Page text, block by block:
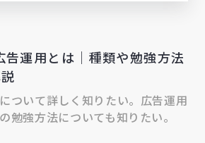
告運用とは｜種類や勉強方法
ついて詳しく知りたい。広告運用
勉強方法についても知りたい。